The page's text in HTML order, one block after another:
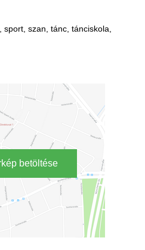
szan, tánc, tánciskola,
betöltése